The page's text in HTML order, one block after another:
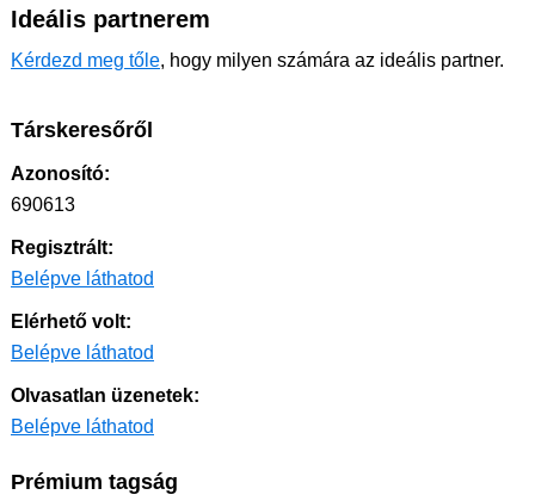
Ideális partnerem
Kérdezd meg tőle, hogy milyen számára az ideális partner.
Társkeresőről
Azonosító:
690613
Regisztrált:
Belépve láthatod
Elérhető volt:
Belépve láthatod
Olvasatlan üzenetek:
Belépve láthatod
Prémium tagság